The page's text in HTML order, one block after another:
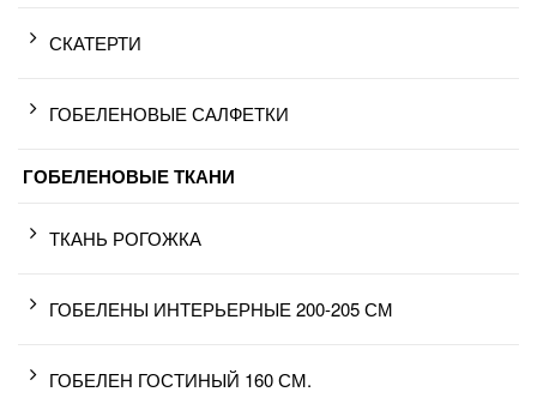
СКАТЕРТИ
ГОБЕЛЕНОВЫЕ САЛФЕТКИ
ГОБЕЛЕНОВЫЕ ТКАНИ
ТКАНЬ РОГОЖКА
ГОБЕЛЕНЫ ИНТЕРЬЕРНЫЕ 200-205 СМ
ГОБЕЛЕН ГОСТИНЫЙ 160 СМ.